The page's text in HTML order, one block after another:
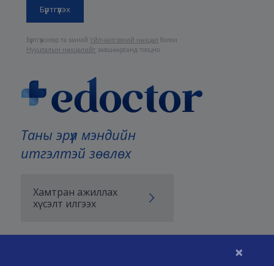
×
Таны эрүүл мэндийн
итгэлтэй зөвлөх
Хамтран ажиллах
хүсэлт илгээх
Бүртгүүлснээр та манайҮйлчилгээний нөхцөл болон
Нууцлалын нөхцөлийг зөвшөөрсөнд тооцно.